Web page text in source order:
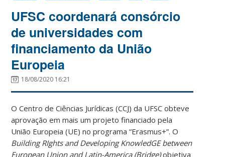
UFSC coordenará consórcio
de universidades com
financiamento da União
Europeia
18/08/2020 16:21
O Centro de Ciências Jurídicas (CCJ) da UFSC obteve
aprovação em mais um projeto financiado pela
União Europeia (UE) no programa “Erasmus+”. O
Building RIghts and Developing KnowledGE between
European Union and Latin-America (Bridge)objetiva